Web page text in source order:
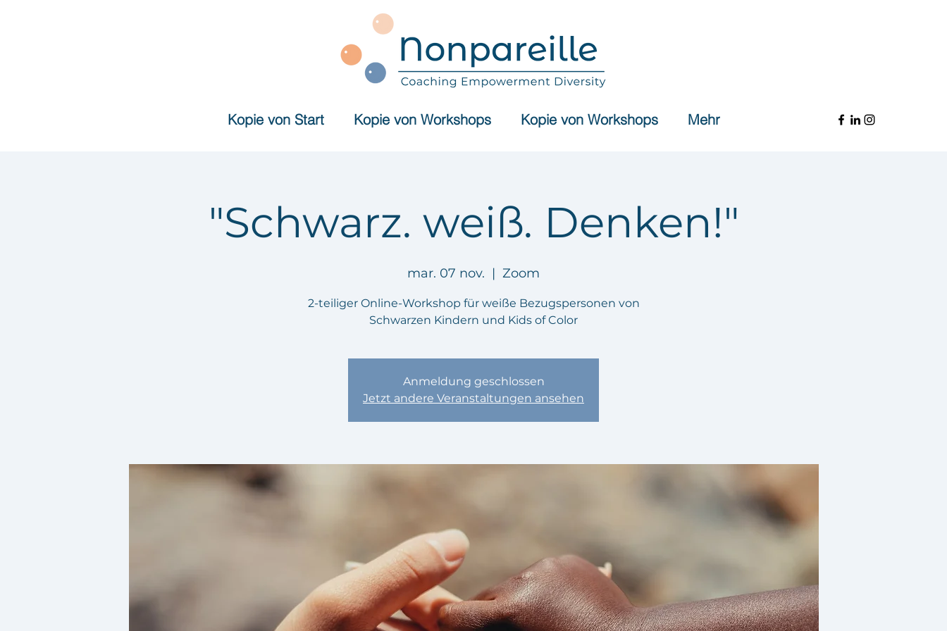
Kopie von Start Kopie von Workshops Kopie von Workshops Mehr
"Schwarz. weiß. Denken!"
mar. 07 nov.
  |
Zoom
2-teiliger Online-Workshop für weiße Bezugspersonen von
Schwarzen Kindern und Kids of Color
Anmeldung geschlossen
Jetzt andere Veranstaltungen ansehen